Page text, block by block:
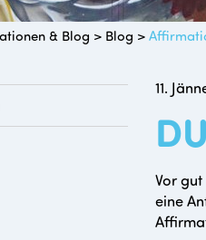
& Blog > Blog >
11.
Vor
eine